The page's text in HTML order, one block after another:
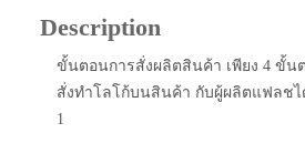
Description
ขั้นตอนการสั่งผลิตสินค้า เพียง 4 ขั้น
สั่งทำโลโก้บนสินค้า กับผู้ผลิตแฟลช
1